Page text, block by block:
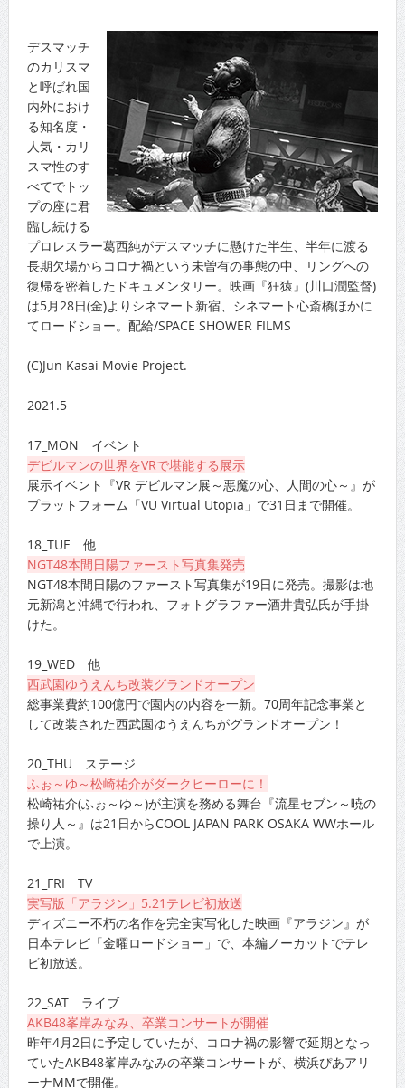
デスマッチ
のカリスマ
と呼ばれ国
内外におけ
る知名度・
人気・カリ
スマ性のす
べてでトッ
プの座に君
臨し続ける
プロレスラー葛西純がデスマッチに懸けた半生、半年に渡る
長期欠場からコロナ禍という未曽有の事態の中、リングへの
復帰を密着したドキュメンタリー。映画『狂猿』(川口潤監督)
は5月28日(金)よりシネマート新宿、シネマート心斎橋ほかに
てロードショー。配給/SPACE SHOWER FILMS
(C)Jun Kasai Movie Project.
2021.5
17_MON イベント
デビルマンの世界をVRで堪能する展示
展示イベント『VR デビルマン展～悪魔の心、人間の心～』が
プラットフォーム「VU Virtual Utopia」で31日まで開催。
18_TUE 他
NGT48本間日陽ファースト写真集発売
NGT48本間日陽のファースト写真集が19日に発売。撮影は地
元新潟と沖縄で行われ、フォトグラファー酒井貴弘氏が手掛
けた。
19_WED 他
西武園ゆうえんち改装グランドオープン
総事業費約100億円で園内の内容を一新。70周年記念事業と
して改装された西武園ゆうえんちがグランドオープン！
20_THU ステージ
ふぉ～ゆ～松崎祐介がダークヒーローに！
松崎祐介(ふぉ～ゆ～)が主演を務める舞台『流星セブン～暁の
操り人～』は21日からCOOL JAPAN PARK OSAKA WWホール
で上演。
21_FRI TV
実写版「アラジン」5.21テレビ初放送
ディズニー不朽の名作を完全実写化した映画『アラジン』が
日本テレビ「金曜ロードショー」で、本編ノーカットでテレ
ビ初放送。
22_SAT ライブ
AKB48峯岸みなみ、卒業コンサートが開催
昨年4月2日に予定していたが、コロナ禍の影響で延期となっ
ていたAKB48峯岸みなみの卒業コンサートが、横浜ぴあアリ
ーナMMで開催。